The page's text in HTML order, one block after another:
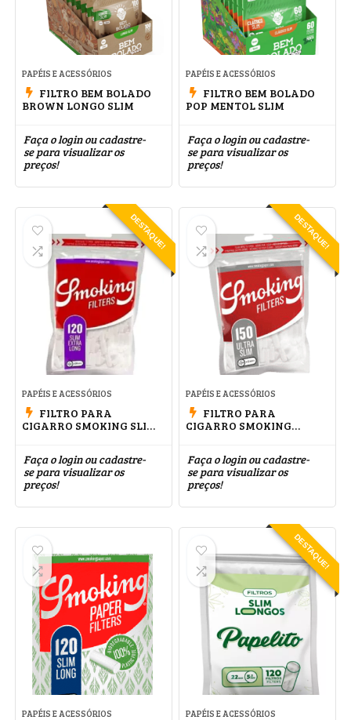
PAPÉIS E ACESSÓRIOS
FILTRO BEM BOLADO
BROWN LONGO SLIM
Faça o login ou cadastre-
se para visualizar os
preços!
PAPÉIS E ACESSÓRIOS
FILTRO BEM BOLADO
POP MENTOL SLIM
Faça o login ou cadastre-
se para visualizar os
preços!
DESTAQUE!
PAPÉIS E ACESSÓRIOS
FILTRO PARA
CIGARRO SMOKING SLIM
Faça o login ou cadastre-
se para visualizar os
preços!
DESTAQUE!
PAPÉIS E ACESSÓRIOS
FILTRO PARA
CIGARRO SMOKING
Faça o login ou cadastre-
se para visualizar os
preços!
PAPÉIS E ACESSÓRIOS
DESTAQUE!
PAPÉIS E ACESSÓRIOS